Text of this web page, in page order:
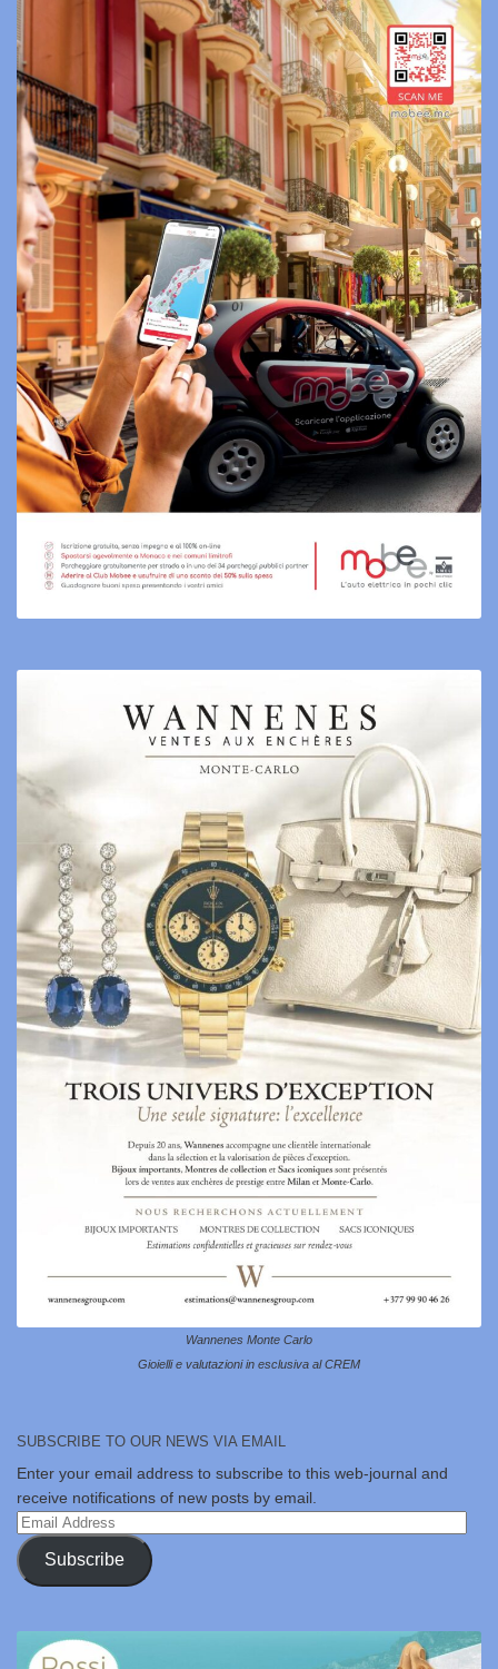
Wannenes Monte Carlo
Gioielli e valutazioni in esclusiva al CREM
SUBSCRIBE TO OUR NEWS VIA EMAIL
Enter your email address to subscribe to this web-journal and
receive notifications of new posts by email.
Email
Address
Subscribe